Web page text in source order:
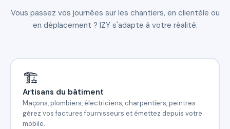
Vous passez vos journées sur les chantiers, en clientèle ou
en déplacement ? IZY s'adapte à votre réalité.
🏗️
Artisans du bâtiment
Maçons, plombiers, électriciens, charpentiers, peintres :
gérez vos factures fournisseurs et émettez depuis votre
mobile.